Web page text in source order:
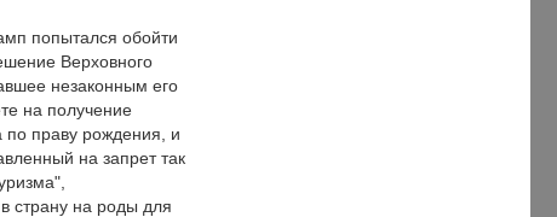
попытался обойти
Верховного
незаконным его
на получение
по праву рождения, и
на запрет так
страну на роды для